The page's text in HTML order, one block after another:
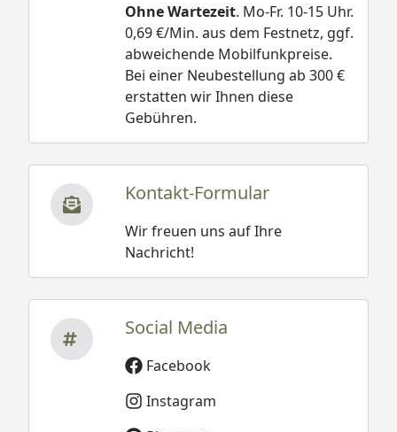
Ohne Wartezeit. Mo-Fr. 10-15 Uhr.
0,69 €/Min. aus dem Festnetz, ggf.
abweichende Mobilfunkpreise.
Bei einer Neubestellung ab 300 €
erstatten wir Ihnen diese
Gebühren.
Kontakt-Formular
Wir freuen uns auf Ihre
Nachricht!
Social Media
Facebook
Instagram